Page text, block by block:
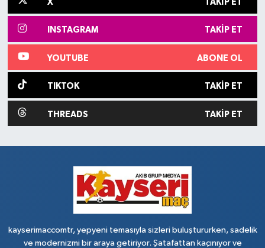
X TAKIP ET
INSTAGRAM TAKIP ET
YOUTUBE ABONE OL
TIKTOK TAKIP ET
THREADS TAKIP ET
kayserimaccomtr, yepyeni temasıyla sizleri buluştururken, sadelik
ve modernizmi bir araya getiriyor. Şatafattan kaçınıyor ve